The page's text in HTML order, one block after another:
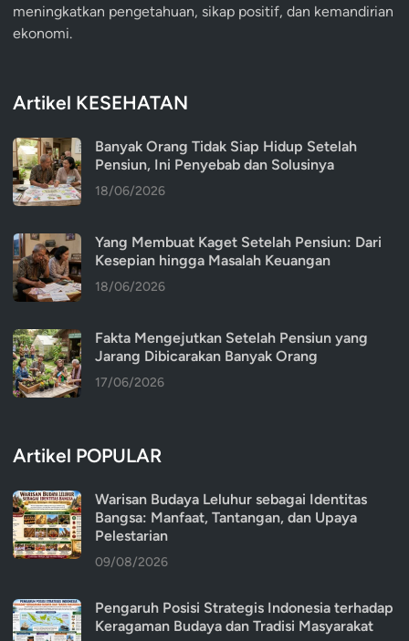
meningkatkan pengetahuan, sikap positif, dan kemandirian
ekonomi.
Artikel KESEHATAN
Banyak Orang Tidak Siap Hidup Setelah
Pensiun, Ini Penyebab dan Solusinya
18/06/2026
Yang Membuat Kaget Setelah Pensiun: Dari
Kesepian hingga Masalah Keuangan
18/06/2026
Fakta Mengejutkan Setelah Pensiun yang
Jarang Dibicarakan Banyak Orang
17/06/2026
Artikel POPULAR
Warisan Budaya Leluhur sebagai Identitas
Bangsa: Manfaat, Tantangan, dan Upaya
Pelestarian
09/08/2026
Pengaruh Posisi Strategis Indonesia terhadap
Keragaman Budaya dan Tradisi Masyarakat